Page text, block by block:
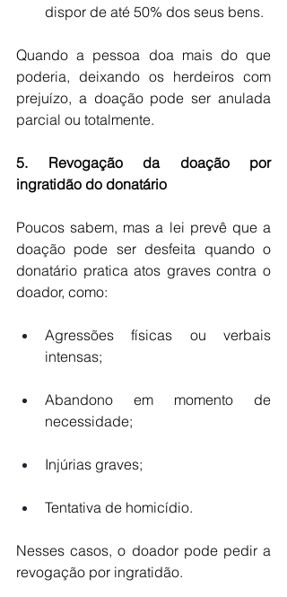
dispor de até 50% dos seus bens.
Quando a pessoa doa mais do que
poderia, deixando os herdeiros com
prejuízo, a doação pode ser anulada
parcial ou totalmente.
5. Revogação da doação por
ingratidão do donatário
Poucos sabem, mas a lei prevê que a
doação pode ser desfeita quando o
donatário pratica atos graves contra o
doador, como:
Agressões físicas ou verbais
intensas;
Abandono em momento de
necessidade;
Injúrias graves;
Tentativa de homicídio.
Nesses casos, o doador pode pedir a
revogação por ingratidão.